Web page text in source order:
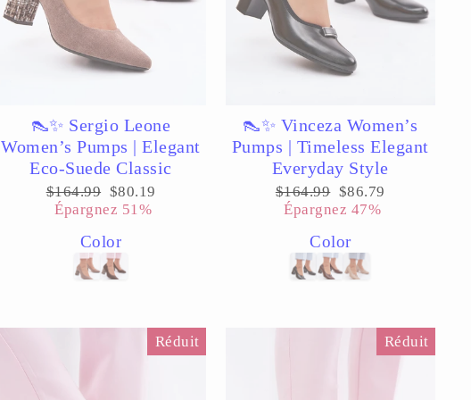
👠✨ Sergio Leone
Women’s Pumps | Elegant
Eco-Suede Classic
Prix
régulier
$164.99 Prix
réduit
$80.19
Épargnez 51%
Color
👠✨ Vinceza Women’s
Pumps | Timeless Elegant
Everyday Style
Prix
régulier
$164.99 Prix
réduit
$86.79
Épargnez 47%
Color
Réduit Réduit